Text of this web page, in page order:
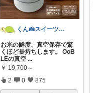
くん🍰スイーツ＆暮らし
お米の鮮度、真空保存で驚
くほど長持ちします。 OoB
LEの真空 ...
￥ 19,700～
2 0 875